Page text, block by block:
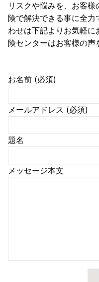
リスクや悩みを、お客
険で解決できる事に全
わせは下記よりお気軽
険センターはお客様の声
お名前 (必須)
メールアドレス (必須)
題名
メッセージ本文